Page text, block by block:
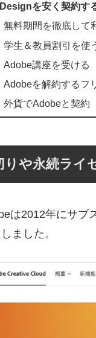
を安く契約す
無料期間を徹底して
学生＆教員割引を使
Adobe講座を受ける
Adobeを解約するフ
外貨でAdobeと契約
や永続ライ
は2012年にサ
ました。